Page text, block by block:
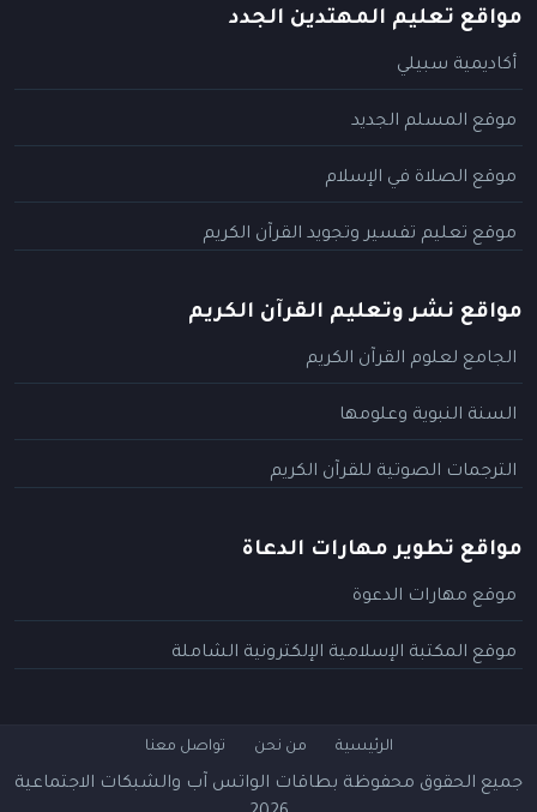
مواقع تعليم المهتدين الجدد
أكاديمية سبيلي
موقع المسلم الجديد
موقع الصلاة في الإسلام
موقع تعليم تفسير وتجويد القرآن الكريم
مواقع نشر وتعليم القرآن الكريم
الجامع لعلوم القرآن الكريم
السنة النبوية وعلومها
الترجمات الصوتية للقرآن الكريم
مواقع تطوير مهارات الدعاة
موقع مهارات الدعوة
موقع المكتبة الإسلامية الإلكترونية الشاملة
الرئيسية من نحن تواصل معنا
جميع الحقوق محفوظة بطاقات الواتس آب والشبكات الاجتماعية